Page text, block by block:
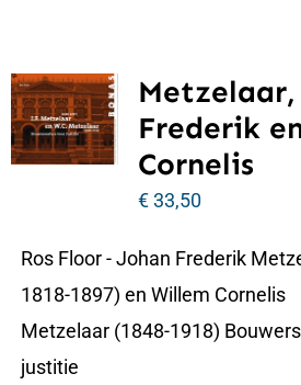
Metzelaar,
Frederik
Cornelis
€33,50
Ros Floor - Johan Frederik
1818-1897) en Willem Cornelis
Metzelaar (1848-1918)
justitie